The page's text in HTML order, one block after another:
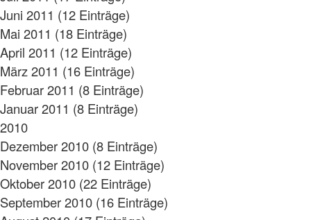
Juni 2011 (12 Einträge)
Mai 2011 (18 Einträge)
April 2011 (12 Einträge)
März 2011 (16 Einträge)
Februar 2011 (8 Einträge)
Januar 2011 (8 Einträge)
2010
Dezember 2010 (8 Einträge)
November 2010 (12 Einträge)
Oktober 2010 (22 Einträge)
September 2010 (16 Einträge)